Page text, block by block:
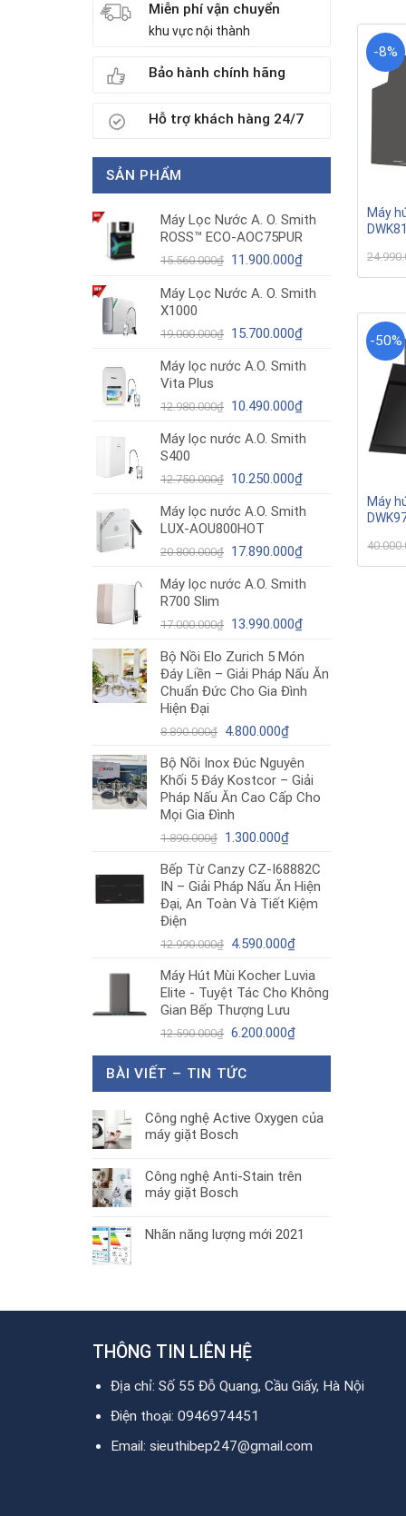
Miễn phí vận chuyển
khu vực nội thành
Bảo hành chính hãng
Hỗ trợ khách hàng 24/7
SẢN PHẨM
Máy Lọc Nước A. O. Smith
ROSS™ ECO-AOC75PUR
15.560.000₫ Giá
là:
11.900.000₫Giá
tại
11.900.000₫.
Máy Lọc Nước A. O. Smith
X1000
19.000.000₫ Giá
là:
15.700.000₫Giá
tại
15.700.000₫.
Máy lọc nước A.O. Smith
Vita Plus
12.980.000₫ Giá
là:
10.490.000₫Giá
tại
10.490.000₫.
Máy lọc nước A.O. Smith
S400
12.750.000₫ Giá
là:
12.750.000₫.
10.250.000₫Giá
tại
10.250.000₫.
Máy lọc nước A.O. Smith
LUX-AOU800HOT
20.800.000₫ Giá
là:
17.890.000₫Giá
tại
17.890.000₫.
Máy lọc nước A.O. Smith
R700 Slim
17.000.000₫ Giá
là:
17.000.000₫.
13.990.000₫Giá
tại
là:
13.990.000₫.
Bộ Nồi Elo Zurich 5 Món
Đáy Liền – Giải Pháp Nấu Ăn
Chuẩn Đức Cho Gia Đình
Hiện Đại
8.890.000₫ Giá
là:
8.890.000₫.
4.800.000₫Giá
tại
là:
4.800.000₫.
Bộ Nồi Inox Đúc Nguyên
Khối 5 Đáy Kostcor – Giải
Pháp Nấu Ăn Cao Cấp Cho
Mọi Gia Đình
1.890.000₫ Giá
là:
1.890.000₫.
1.300.000₫Giá
tại
là:
1.300.000₫.
Bếp Từ Canzy CZ-I68882C
IN – Giải Pháp Nấu Ăn Hiện
Đại, An Toàn Và Tiết Kiệm
Điện
12.990.000₫ Giá
là:
12.990.000₫.
4.590.000₫Giá
tại
là:
Máy Hút Mùi Kocher Luvia
Elite - Tuyệt Tác Cho Không
Gian Bếp Thượng Lưu
12.590.000₫ Giá
là:
6.200.000₫Giá
BÀI VIẾT – TIN TỨC
Công nghệ Active Oxygen của
máy giặt Bosch
Công nghệ Anti-Stain trên
máy giặt Bosch
Nhãn năng lượng mới 2021
-8%
Máy
-50%
Máy
THÔNG TIN LIÊN HỆ
Địa chỉ: Số 55 Đỗ Quang, Cầu Giấy, Hà Nội
Điện thoại: 0946974451
Email: sieuthibep247@gmail.com